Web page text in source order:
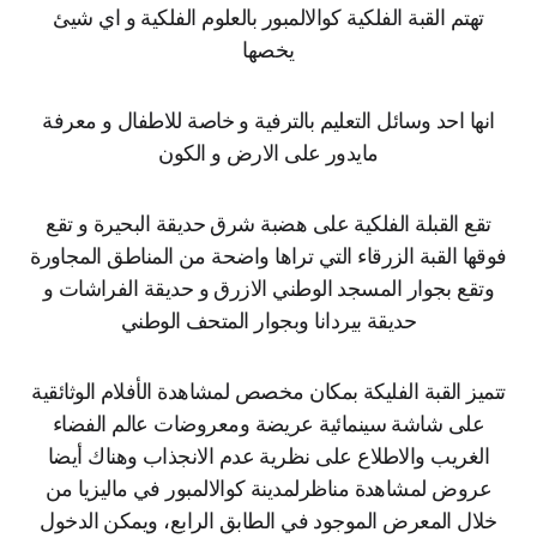
تهتم القبة الفلكية كوالالمبور بالعلوم الفلكية و اي شيئ
يخصها
انها احد وسائل التعليم بالترفية و خاصة للاطفال و معرفة
مايدور على الارض و الكون
تقع القبلة الفلكية على هضبة شرق حديقة البحيرة و تقع
فوقها القبة الزرقاء التي تراها واضحة من المناطق المجاورة
وتقع بجوار المسجد الوطني الازرق و حديقة الفراشات و
حديقة بيردانا وبجوار المتحف الوطني
تتميز القبة الفليكة بمكان مخصص لمشاهدة الأفلام الوثائقية
على شاشة سينمائية عريضة ومعروضات عالم الفضاء
الغريب والاطلاع على نظرية عدم الانجذاب وهناك أيضا
عروض لمشاهدة مناظرلمدينة كوالالمبور في ماليزيا من
خلال المعرض الموجود في الطابق الرابع، ويمكن الدخول